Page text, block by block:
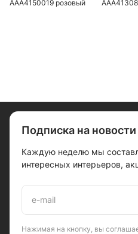
AAA4150019 розовый
Подписка на новости
Каждую неделю мы
интересных интерьеров,
Нажимая на кнопку, вы